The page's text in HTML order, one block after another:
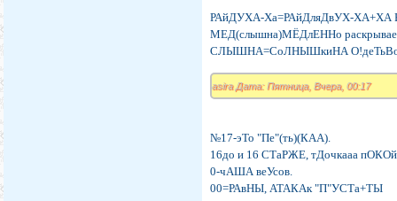
РАйДУХА-Ха=РАйДляДвУХ-
МЕД(слышна)МЁДлЕННо
СЛЫШНА=СоЛНЫШкиНА
asira Дата: Пятница, Вчера, 00:17
№17-эТо "Пе"(ть)(КАА).
16до и 16 СТаРЖЕ, тДочкааа
0-чАША веУсов.
00=РАвНЫ, АТАКАк "П"УСТа+ТЫ